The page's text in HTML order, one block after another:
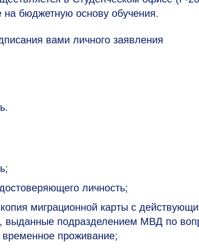
бюджетную основу обучения.
вами личного заявления
личность;
миграционной карты с
выданные подразделением МВД по
проживание;